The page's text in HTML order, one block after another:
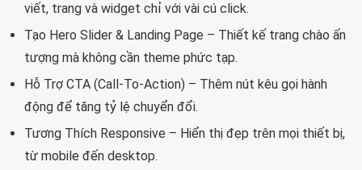
viết, trang và widget chỉ với vài cú click.
Tạo Hero Slider & Landing Page – Thiết kế trang chào ấn
tượng mà không cần theme phức tạp.
Hỗ Trợ CTA (Call-To-Action) – Thêm nút kêu gọi hành
động để tăng tỷ lệ chuyển đổi.
Tương Thích Responsive – Hiển thị đẹp trên mọi thiết bị,
từ mobile đến desktop.